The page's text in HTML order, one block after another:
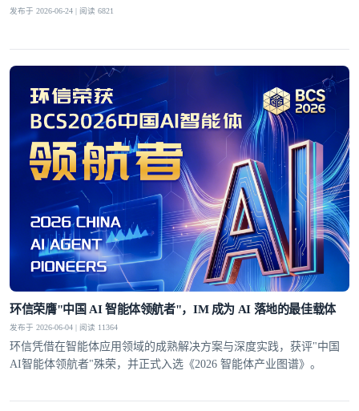
发布于 2026-06-24 | 阅读 6821
环信荣膺"中国 AI 智能体领航者"，IM 成为 AI 落地的最佳载体
发布于 2026-06-04 | 阅读 11364
环信凭借在智能体应用领域的成熟解决方案与深度实践，获评"中国
AI智能体领航者"殊荣，并正式入选《2026 智能体产业图谱》。